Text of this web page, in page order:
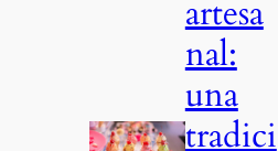
artesa
nal:
una
tradici